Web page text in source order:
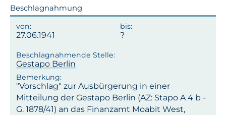
Beschlagnahmung
27.06.1941
Gestapo Berlin
"Vorschlag" zur Ausbürgerung in einer
Mitteilung der Gestapo Berlin (AZ: Stapo A 4 b -
G. 1878/41) an das Finanzamt Moabit West,